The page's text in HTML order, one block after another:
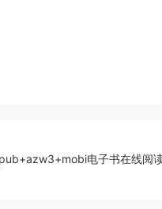
电子书在线阅